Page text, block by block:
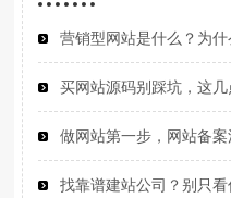
营销型网站是什么？为
买网站源码别踩坑，这
做网站第一步，网站备
找靠谱建站公司？别只